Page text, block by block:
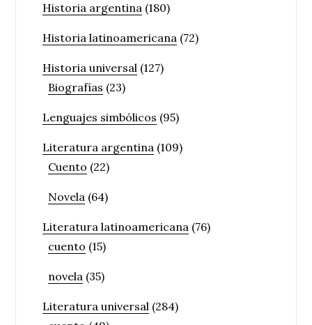
Historia argentina (180)
Historia latinoamericana (72)
Historia universal (127)
Biografías (23)
Lenguajes simbólicos (95)
Literatura argentina (109)
Cuento (22)
Novela (64)
Literatura latinoamericana (76)
cuento (15)
novela (35)
Literatura universal (284)